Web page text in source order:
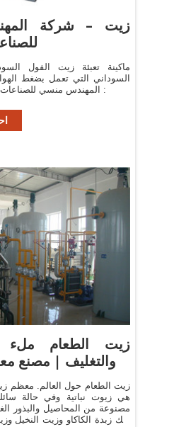
زيت – شركة
ماكينة تعبئة زيت الفول
السوداني التي تعمل بضغط
المهندس منسي للصناعات الهندسية ام تو باك :
زيت الطعام ملء
والتغليف | مصنع
زيت الطعام حول العالم. معظم
هي زيوت نباتية وفي حالة
مصنوعة من المحاصيل والبذور
ذلك زبدة الكاكاو وزيت النخيل